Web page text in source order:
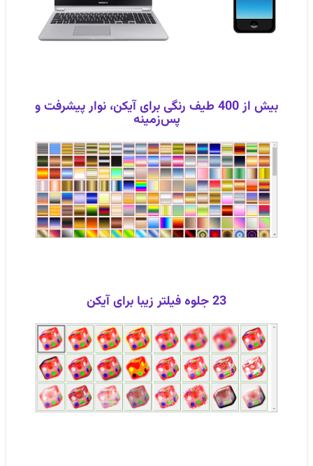
بیش از 400 طیف رنگی برای آیکن، نوار پیشرفت و
پس‌زمینه
23 جلوه فیلتر زیبا برای آیکن